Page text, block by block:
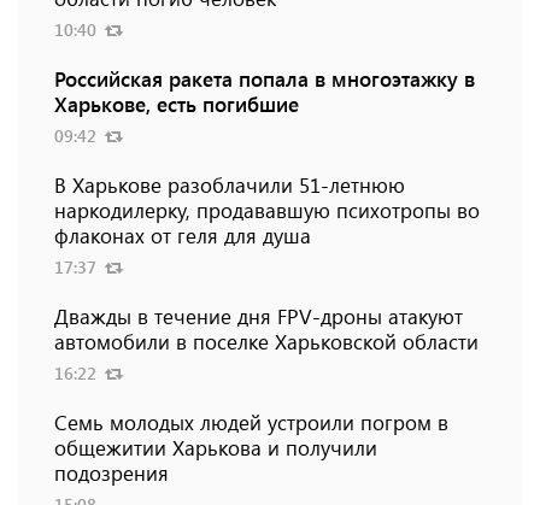
10:40
Российская ракета попала в многоэтажку в
Харькове, есть погибшие
09:42
В Харькове разоблачили 51-летнюю
наркодилерку, продававшую психотропы во
флаконах от геля для душа
17:37
Дважды в течение дня FPV-дроны атакуют
автомобили в поселке Харьковской области
16:22
Семь молодых людей устроили погром в
общежитии Харькова и получили
подозрения